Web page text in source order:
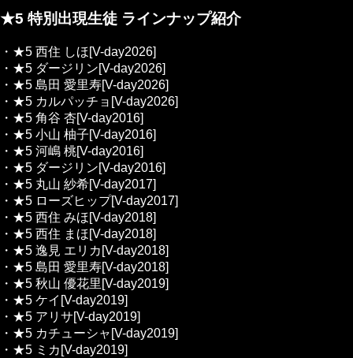
★5 特別出現生徒 ラインナップ紹介
・★5 西住 しほ[V-day2026]
・★5 ダージリン[V-day2026]
・★5 島田 愛里寿[V-day2026]
・★5 カルパッチョ[V-day2026]
・★5 角谷 杏[V-day2016]
・★5 小山 柚子[V-day2016]
・★5 河嶋 桃[V-day2016]
・★5 ダージリン[V-day2016]
・★5 丸山 紗希[V-day2017]
・★5 ローズヒップ[V-day2017]
・★5 西住 みほ[V-day2018]
・★5 西住 まほ[V-day2018]
・★5 逸見 エリカ[V-day2018]
・★5 島田 愛里寿[V-day2018]
・★5 秋山 優花里[V-day2019]
・★5 ケイ[V-day2019]
・★5 アリサ[V-day2019]
・★5 カチューシャ[V-day2019]
・★5 ミカ[V-day2019]